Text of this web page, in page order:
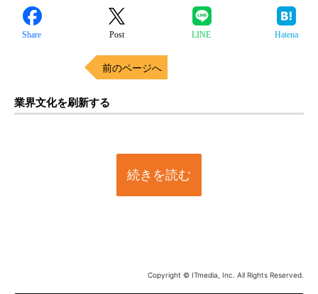
Share Post LINE Hatena
前のページへ
業界文化を刷新する
続きを読む
Copyright © ITmedia, Inc. All Rights Reserved.